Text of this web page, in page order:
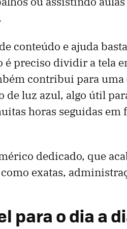
conteúdo e ajuda
preciso dividir a tela
contribui para
de luz azul, algo útil
horas seguidas em
dedicado, que
exatas,
para o dia a